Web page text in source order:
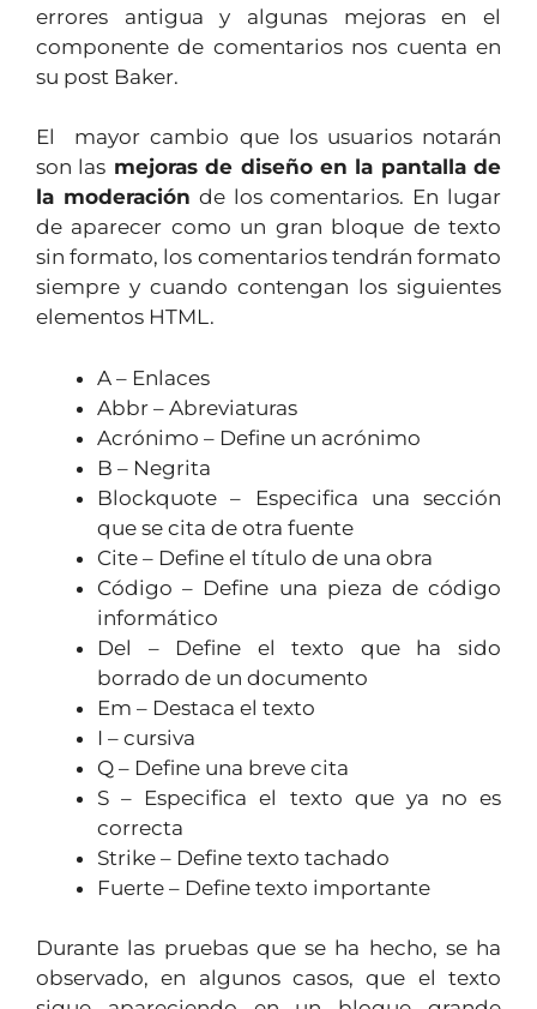
errores antigua y algunas mejoras en el
componente de comentarios nos cuenta en
su post Baker.
El mayor cambio que los usuarios notarán
son las mejoras de diseño en la pantalla de
la moderación de los comentarios. En lugar
de aparecer como un gran bloque de texto
sin formato, los comentarios tendrán formato
siempre y cuando contengan los siguientes
elementos HTML.
A – Enlaces
Abbr – Abreviaturas
Acrónimo – Define un acrónimo
B – Negrita
Blockquote – Especifica una sección
que se cita de otra fuente
Cite – Define el título de una obra
Código – Define una pieza de código
informático
Del – Define el texto que ha sido
borrado de un documento
Em – Destaca el texto
I – cursiva
Q – Define una breve cita
S – Especifica el texto que ya no es
correcta
Strike – Define texto tachado
Fuerte – Define texto importante
Durante las pruebas que se ha hecho, se ha
observado, en algunos casos, que el texto